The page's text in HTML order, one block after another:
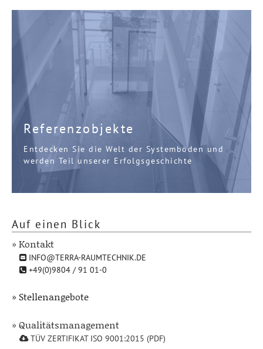
Referenzobjekte
Entdecken Sie die Welt der Systemböden und
werden Teil unserer Erfolgsgeschichte
Auf einen Blick
» Kontakt
INFO@TERRA-RAUMTECHNIK.DE
+49(0)9804 / 91 01-0
» Stellenangebote
» Qualitätsmanagement
TÜV ZERTIFIKAT ISO 9001:2015 (PDF)